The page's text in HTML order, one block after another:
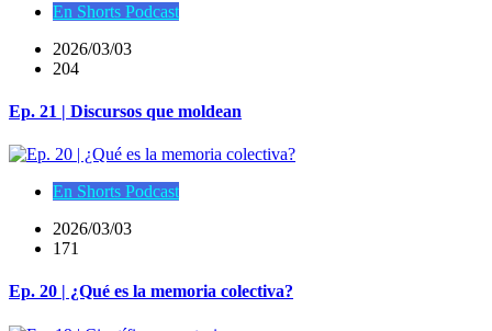
En Shorts Podcast
2026/03/03
204
Ep. 21 | Discursos que moldean
En Shorts Podcast
2026/03/03
171
Ep. 20 | ¿Qué es la memoria colectiva?